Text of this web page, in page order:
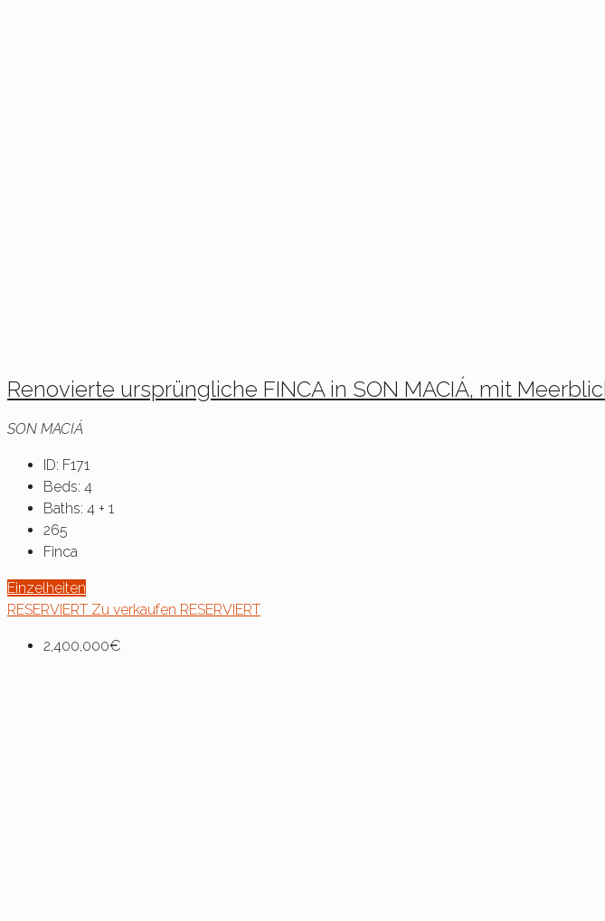
Renovierte ursprüngliche FINCA in SON MACIÁ, mit
SON MACIÁ
ID: F171
Beds: 4
Baths: 4 + 1
265
Finca
Einzelheiten
RESERVIERT Zu verkaufen RESERVIERT
2,400,000€